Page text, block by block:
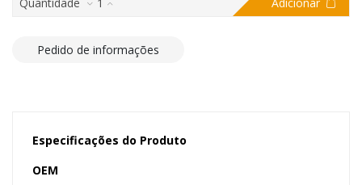
Pedido de informações
Especificações do Produto
OEM